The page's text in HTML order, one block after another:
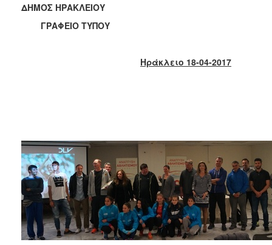
2019
2018
2011
2010
2006
ΔΗΜΟΤΗΣ
ΔΗΜΟΣ ΗΡΑΚΛΕΙΟΥ
ΓΡΑΦΕΙΟ ΤΥΠΟΥ
Ηράκλειο 18-04-2017